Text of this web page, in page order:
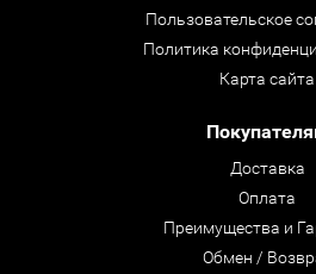
Пользовательское
Политика
Карта сайта
Доставка
Оплата
Преимущества и
Обмен /